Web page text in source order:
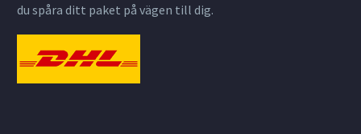
du spåra ditt paket på vägen till dig.